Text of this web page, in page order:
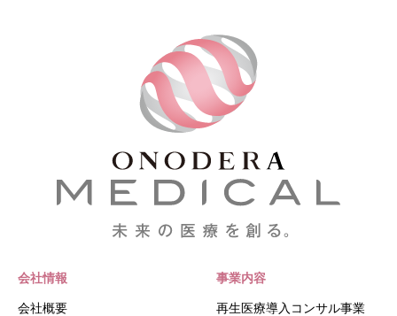
会社情報
会社概要
事業内容
再生医療導入コンサル事業